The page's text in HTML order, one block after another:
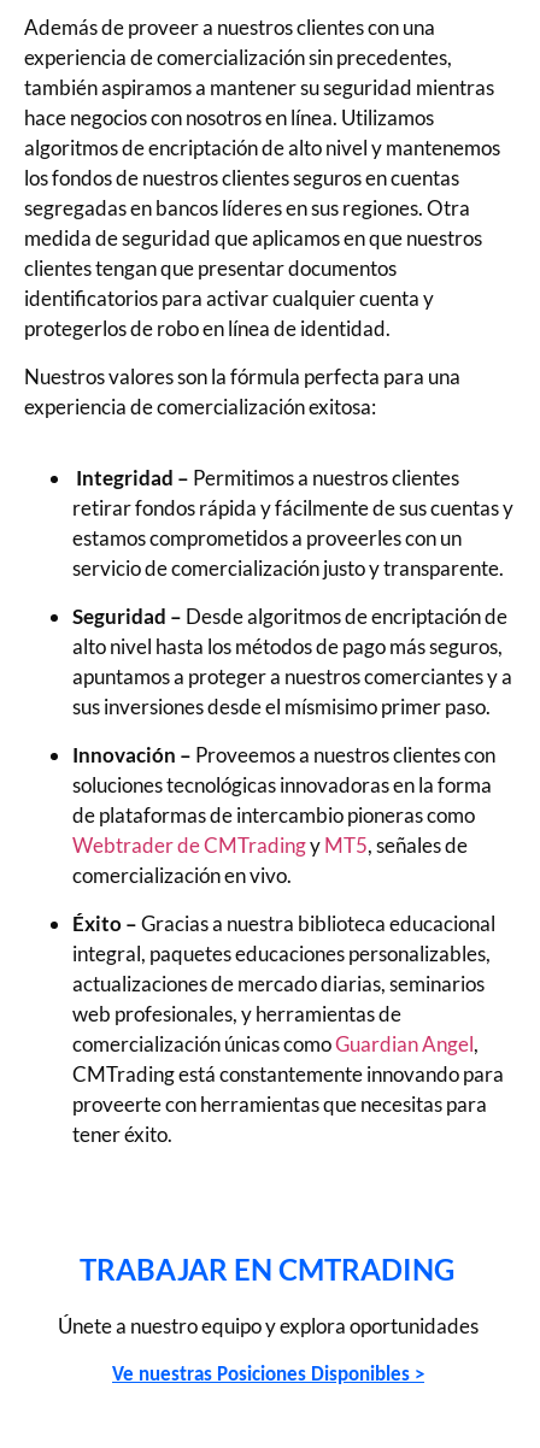
Además de proveer a nuestros clientes con una
experiencia de comercialización sin precedentes,
también aspiramos a mantener su seguridad mientras
hace negocios con nosotros en línea. Utilizamos
algoritmos de encriptación de alto nivel y mantenemos
los fondos de nuestros clientes seguros en cuentas
segregadas en bancos líderes en sus regiones. Otra
medida de seguridad que aplicamos en que nuestros
clientes tengan que presentar documentos
identificatorios para activar cualquier cuenta y
protegerlos de robo en línea de identidad.
Nuestros valores son la fórmula perfecta para una
experiencia de comercialización exitosa:
Integridad – Permitimos a nuestros clientes
retirar fondos rápida y fácilmente de sus cuentas y
estamos comprometidos a proveerles con un
servicio de comercialización justo y transparente.
Seguridad – Desde algoritmos de encriptación de
alto nivel hasta los métodos de pago más seguros,
apuntamos a proteger a nuestros comerciantes y a
sus inversiones desde el mísmisimo primer paso.
Innovación – Proveemos a nuestros clientes con
soluciones tecnológicas innovadoras en la forma
de plataformas de intercambio pioneras como
Webtrader de CMTradingyMT5, señales de
comercialización en vivo.
Éxito –Gracias a nuestra biblioteca educacional
integral, paquetes educaciones personalizables,
actualizaciones de mercado diarias, seminarios
web profesionales, y herramientas de
comercialización únicas comoGuardian Angel,
CMTrading está constantemente innovando para
proveerte con herramientas que necesitas para
tener éxito.
TRABAJAR EN CMTRADING
Únete a nuestro equipo y explora oportunidades
Ve nuestras Posiciones Disponibles >